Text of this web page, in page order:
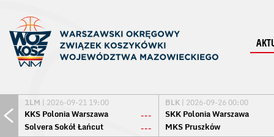
1LM | 2026-09-21 19:00
KKS Polonia Warszawa
---
Solvera Sokół Łańcut
---
BLK | 2026-09-26 00:00
SKK Polonia Warszawa
MKS Pruszków